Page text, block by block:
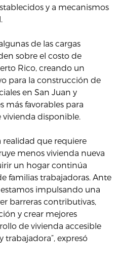
y a mecanismos
de las cargas
sobre el costo de
Rico, creando un
para la construcción de
en San Juan y
favorables para
disponible.
realidad que requiere
menos vivienda nueva
un hogar continúa
familias trabajadoras. Ante
impulsando una
barreras contributivas,
y crear mejores
de vivienda accesible
trabajadora”, expresó